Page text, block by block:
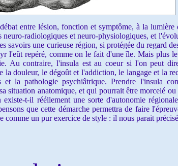
entre lésion, fonction et symptôme, à la lumière
neuro-radiologiques et neuro-physiologiques, et
savoirs une curieuse région, si protégée du regard
l'eût repéré, comme on le fait d'une île. Mais plus le
Au contraire, l'insula est au coeur si l'on peut
douleur, le dégoût et l'addiction, le langage et la
la pathologie psychiâtrique. Prendre l'insula
situation anatomique, et qui pourrait être morcelé
t-il rééllement une sorte d'autonomie
que cette démarche permettra de faire
un pur exercice de style : il nous parait